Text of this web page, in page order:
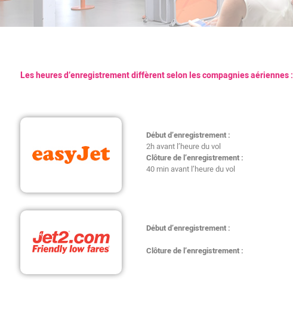
Les heures d’enregistrement diffèrent selon les compagnies aériennes :
Début d’enregistrement :
2h avant l’heure du vol
Clôture de l’enregistrement :
40 min avant l’heure du vol
Début d’enregistrement :
Clôture de l’enregistrement :